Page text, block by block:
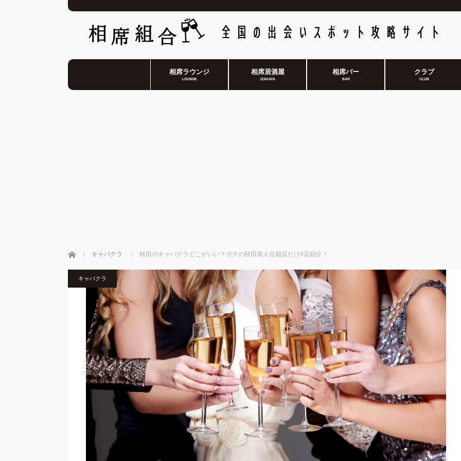
相席ラウンジ
LOUNGE
相席居酒屋
IZAKAYA
相席バー
BAR
クラブ
CLUB
ホーム キャバクラ 秋田のキャバクラどこがいい？ガチの秋田美人在籍店だけ4店紹介！
キャバクラ